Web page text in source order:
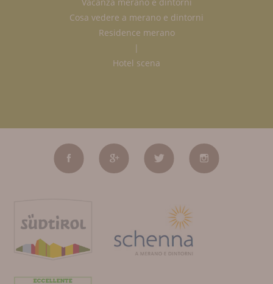
Vacanza merano e dintorni
Cosa vedere a merano e dintorni
Residence merano
|
Hotel scena